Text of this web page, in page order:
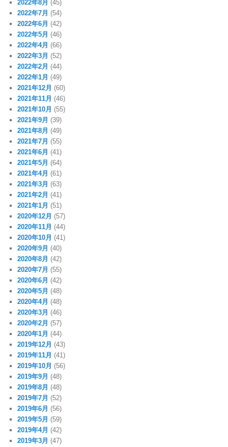
2022年8月 (45)
2022年7月 (54)
2022年6月 (42)
2022年5月 (46)
2022年4月 (66)
2022年3月 (52)
2022年2月 (44)
2022年1月 (49)
2021年12月 (60)
2021年11月 (46)
2021年10月 (55)
2021年9月 (39)
2021年8月 (49)
2021年7月 (55)
2021年6月 (41)
2021年5月 (64)
2021年4月 (61)
2021年3月 (63)
2021年2月 (41)
2021年1月 (51)
2020年12月 (57)
2020年11月 (44)
2020年10月 (41)
2020年9月 (40)
2020年8月 (42)
2020年7月 (55)
2020年6月 (42)
2020年5月 (48)
2020年4月 (48)
2020年3月 (46)
2020年2月 (57)
2020年1月 (44)
2019年12月 (43)
2019年11月 (41)
2019年10月 (56)
2019年9月 (48)
2019年8月 (48)
2019年7月 (52)
2019年6月 (56)
2019年5月 (59)
2019年4月 (42)
2019年3月 (47)